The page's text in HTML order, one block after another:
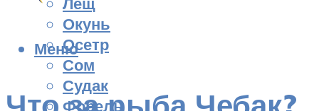
Окунь
Осетр
Сом
Судак
Форель
Меню